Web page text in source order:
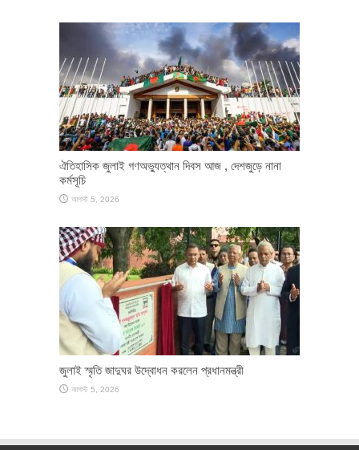
ঐতিহাসিক জুলাই গণঅভ্যুত্থান দিবস আজ , দেশজুড়ে নানা
কর্মসূচি
আগস্ট 5, 2026
জুলাই স্মৃতি জাদুঘর উদ্বোধন করলেন প্রধানমন্ত্রী
আগস্ট 5, 2026